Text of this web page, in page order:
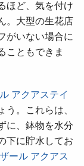
ほど、気を付け
。大型の生花店
がいない場合に
こともできま
アクアステイ
う。これらは、
に、鉢物を水分
下に貯水してお
ール アクアス